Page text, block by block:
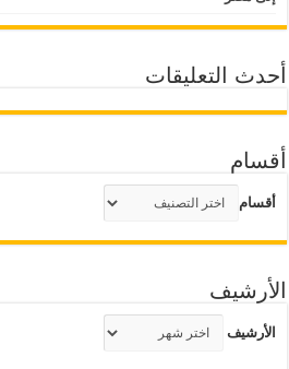
أحدث التعليقات
أقسام
أقسام
الأرشيف
الأرشيف